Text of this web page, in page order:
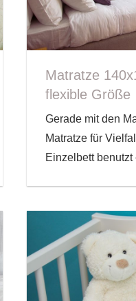
Matratze
flexible Größe
Gerade mit den
Matratze für
Einzelbett benutzt